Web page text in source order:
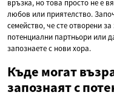
връзка, но това просто не е
любов или приятелство.
семейство, че сте отворени
потенциални партньори или
запознаете с нови хора.
Къде могат
запознаят с